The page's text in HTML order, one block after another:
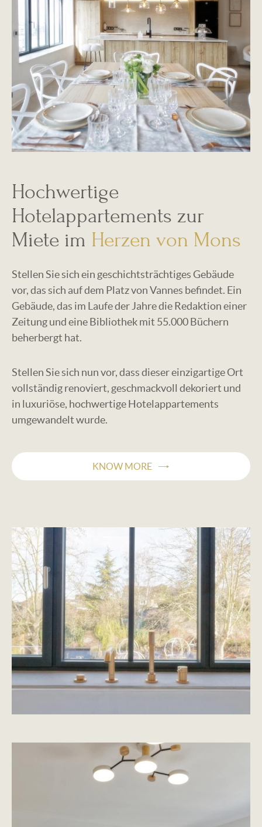
Hochwertige
Hotelappartements zur
Miete im Herzen von Mons
Stellen Sie sich ein geschichtsträchtiges Gebäude
vor, das sich auf dem Platz von Vannes befindet. Ein
Gebäude, das im Laufe der Jahre die Redaktion einer
Zeitung und eine Bibliothek mit 55.000 Büchern
beherbergt hat.
Stellen Sie sich nun vor, dass dieser einzigartige Ort
vollständig renoviert, geschmackvoll dekoriert und
in luxuriöse, hochwertige Hotelappartements
umgewandelt wurde.
KNOW MORE
Image